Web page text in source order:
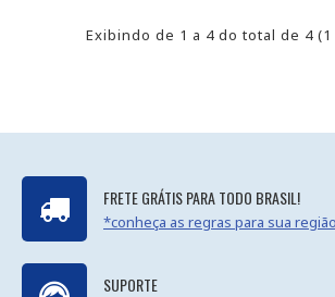
Exibindo de 1 a 4 do total de 4
FRETE GRÁTIS PARA TODO BRASIL!
*conheça as regras para sua região
SUPORTE